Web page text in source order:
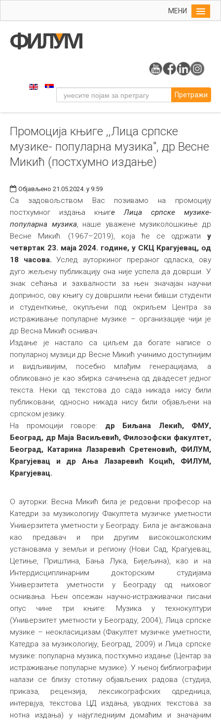
МЕНИ
Упис
Уметност
Музичка уметност
Примењена и ликовна уметност
Галерија
Библиотека
Студенти
Међународна
Претражи
Промоција књиге ,,Лица српске
музике- популарна музика", др Весне
Микић (постхумно издање)
Објављено 21.05.2024. у 9:59
Са задовољством Вас позивамо на промоцију
постхумног издања књиге Лица српске музике-
популарна музика, наше уважене музиколошкиње др
Весне Микић. (1967–2019), која ће се одржати у
четвртак 23. маја 2024. године, у СКЦ Крагујевац, од
18 часова. Услед ауторкиног прераног одласка, ову
дуго жељену публикацију она није успела да доврши. У
знак сећања и захвалности за њен значајан научни
допринос, ову књигу су довршили њени бивши студенти
и студенткиње, окупљени под окриљем Центра за
истраживање популарне музике – организације чији је
др Весна Микић оснивач.
Издање је настало са циљем да богате написе о
популарној музици др Весне Микић учинимо доступнијим
и видљивијим, посебно млађим генерацијама, а
обликовано је као збирка сачињена од двадесет једног
текста. Неки од текстова до сада никада нису били
публиковани, односно никада нису били објављени на
српском језику.
На промоцији говоре: др Биљана Лекић, ФМУ,
Београд, др Маја Васиљевић, Филозофски факултет,
Београд, Катарина Лазаревић Сретеновић, ФИЛУМ,
Крагујевац и др Ања Лазаревић Коцић, ФИЛУМ,
Крагујевац.
О ауторки: Весна Микић била је редовни професор на
Катедри за музикологију Факултета музичке уметности
Универзитета уметности у Београду. Била је ангажована
као предавач и при другим високошколским
установама у земљи и региону (Нови Сад, Крагујевац,
Цетиње, Приштина, Бања Лука, Бијељина), као и на
Интердисциплинарним докторским студијама
Универзитета уметности у Београду од њиховог
оснивања. Њен опсежан научно-истраживачки писани
опус чине три књиге: Музика у технокултури
(Универзитет уметности у Београду, 2004), Лица српске
музике – неокласицизам (Факултет музичке уметности,
Катедра за музикологију, Београд, 2009) и Лица српске
музике: популарна музика, постхумно издање (Центар за
истраживање популарне музике). У њеној библиографији
налази се близу стотину објављених радова (студија,
приказа, рецензија, лексикографских одредница,
интервјуа, текстова ЦД издања, уводних текстова за
нотна издања) у најугледнијим домаћим и значајним